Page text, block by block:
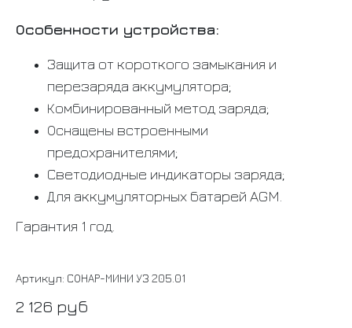
Особенности устройства:
Защита от короткого замыкания и
перезаряда аккумулятора;
Комбинированный метод заряда;
Оснащены встроенными
предохранителями;
Светодиодные индикаторы заряда;
Для аккумуляторных батарей AGM.
Гарантия 1 год.
Артикул: СОНАР-МИНИ УЗ 205.01
2 126 руб